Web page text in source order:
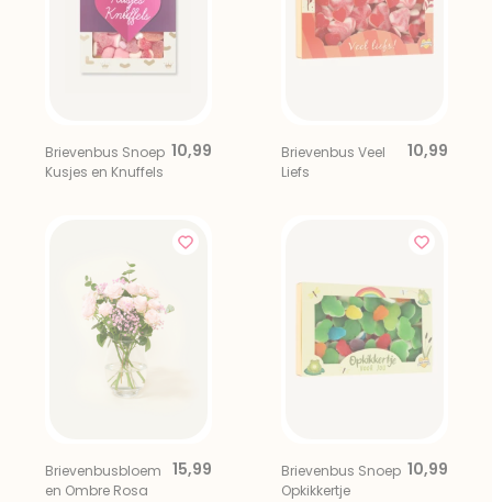
Brievenbus Snoep
Kusjes en Knuffels
10,99
Brievenbus Veel
Liefs
10,99
Brievenbusbloem
en Ombre Rosa
15,99
Brievenbus Snoep
Opkikkertje
10,99